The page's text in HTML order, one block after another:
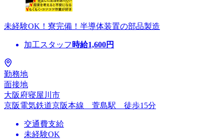
未経験OK！寮完備！半導体装置の部品製造
加工スタッフ 時給1,600円
勤務地
面接地
大阪府寝屋川市
京阪電気鉄道京阪本線 萱島駅 徒歩15分
交通費支給
未経験OK